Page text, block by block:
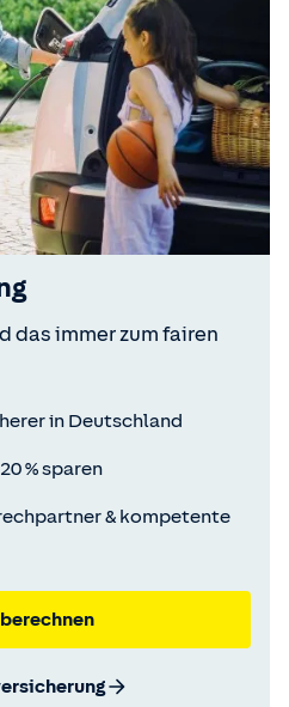
das immer zum fairen
in Deutschland
% sparen
& kompetente